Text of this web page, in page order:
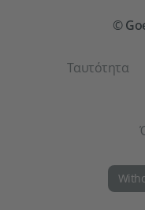
©
Ταυτότητα